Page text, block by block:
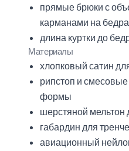
прямые брюки с
карманами на
длина куртки до
Материалы
хлопковый сатин
рипстоп и
формы
шерстяной
габардин для
авиационный